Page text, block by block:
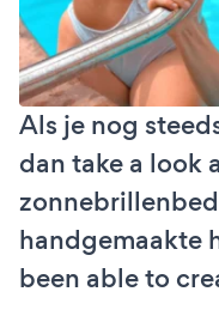
Als je nog
dan take a look
handgemaakte
been able to